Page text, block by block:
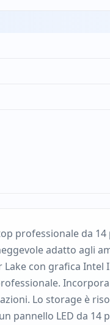
professionale da
adatto agli
Lake con grafica
Lo storage è
pannello LED da